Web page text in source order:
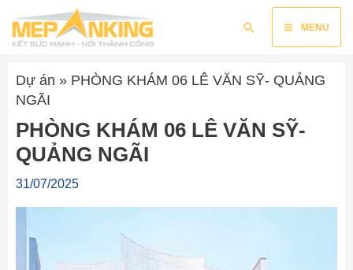
nội
Tìm
Main
MENU
Dự án » PHÒNG KHÁM 06 LÊ VĂN SỸ- QUẢNG
NGÃI
PHÒNG KHÁM 06 LÊ VĂN SỸ-
QUẢNG NGÃI
31/07/2025